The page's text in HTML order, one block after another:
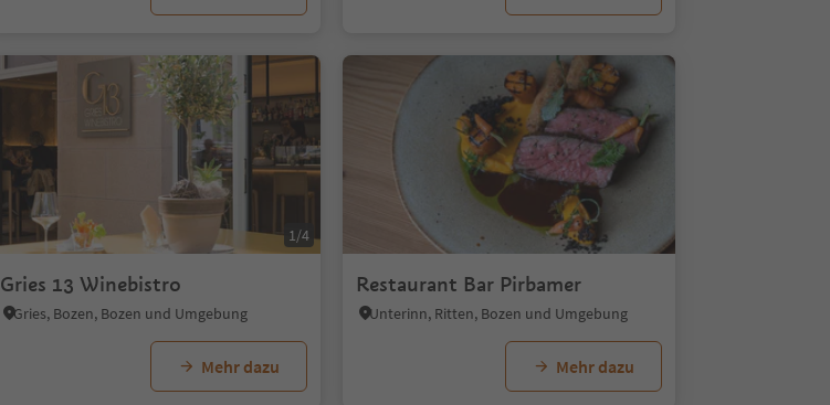
1/4
Gries 13 Winebistro
Gries, Bozen, Bozen und Umgebung
Mehr dazu
Restaurant Bar Pirbamer
Unterinn, Ritten, Bozen und Umgebung
Mehr dazu